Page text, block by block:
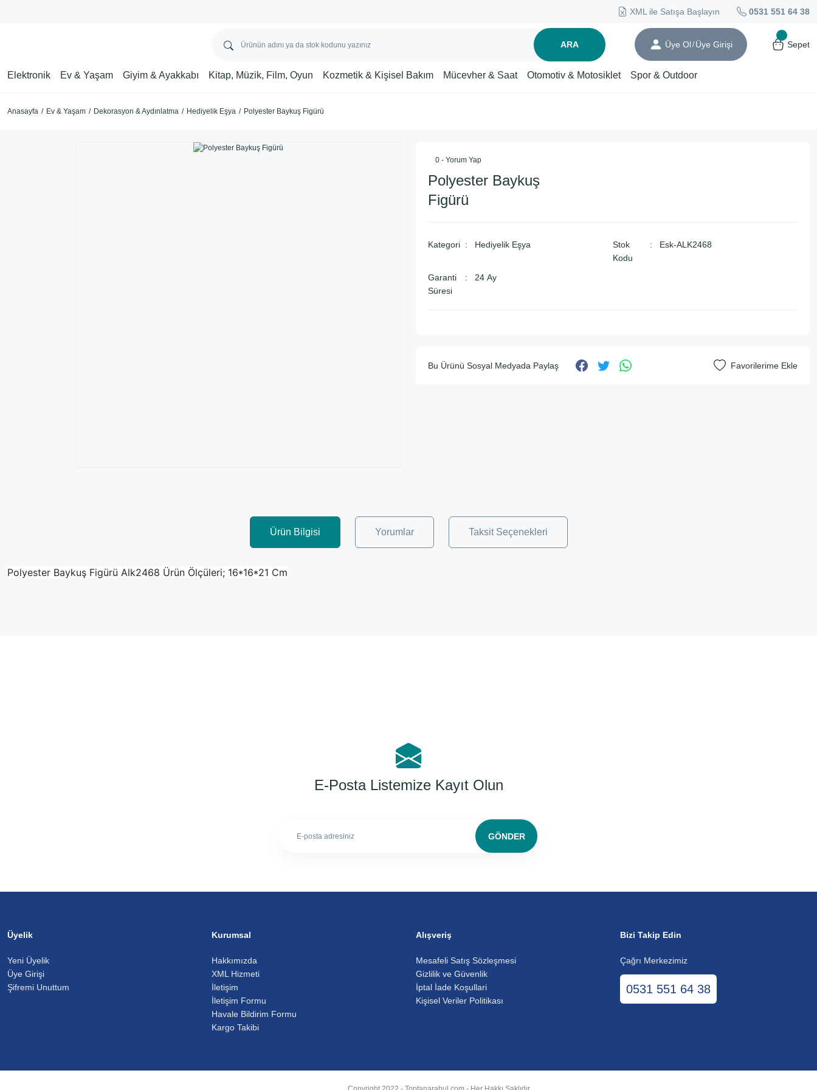
XML ile Satışa Başlayın 0531 551 64 38
ARA Üye Ol/ Üye Girişi Sepet
Elektronik Ev & Yaşam Giyim & Ayakkabı Kitap, Müzik, Film, Oyun Kozmetik & Kişisel Bakım Mücevher & Saat Otomotiv & Motosiklet Spor & Outdoor
Anasayfa Ev & Yaşam Dekorasyon & Aydınlatma Hediyelik Eşya Polyester Baykuş Figürü
0 - Yorum Yap
Polyester Baykuş
Figürü
Kategori Hediyelik Eşya
Stok
Kodu
Esk-ALK2468
Garanti
Süresi
24 Ay
Bu Ürünü Sosyal Medyada Paylaş
Ürün Bilgisi Yorumlar Taksit Seçenekleri
Polyester Baykuş Figürü Alk2468 Ürün Ölçüleri; 16*16*21 Cm
E-Posta Listemize Kayıt Olun
GÖNDER
Üyelik
Yeni Üyelik
Üye Girişi
Şifremi Unuttum
Kurumsal
Hakkımızda
XML Hizmeti
İletişim
İletişim Formu
Havale Bildirim Formu
Kargo Takibi
Alışveriş
Mesafeli Satış Sözleşmesi
Gizlilik ve Güvenlik
İptal İade Koşullari
Kişisel Veriler Politikası
Bizi Takip Edin
Çağrı Merkezimiz
0531 551 64 38